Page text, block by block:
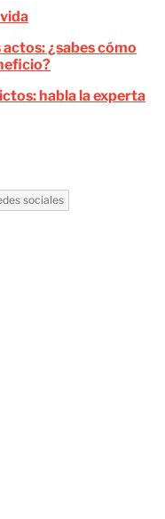
¿sabes cómo
habla la experta
sociales